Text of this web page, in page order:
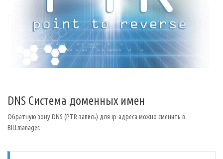
DNS Система доменных имен
Обратную зону DNS (PTR-запись) для ip-адреса можно сменить в
BILLmanager.